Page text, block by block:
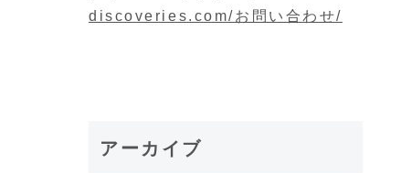
discoveries.com/お問い合わせ/
アーカイブ